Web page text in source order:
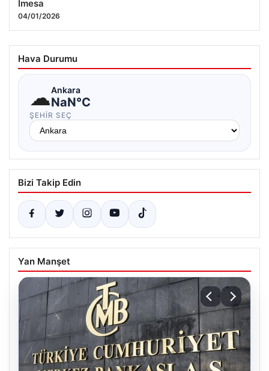
İmesa
04/01/2026
Hava Durumu
☁Ankara
NaN°C
ŞEHIR SEÇ
Bizi Takip Edin
Yan Manşet